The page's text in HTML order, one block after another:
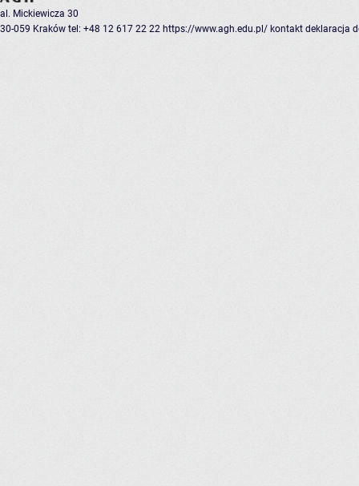
al. Mickiewicza 30
30-059 Kraków tel: +48 12 617 22 22 https://www.agh.edu.pl/ kontakt deklaracja